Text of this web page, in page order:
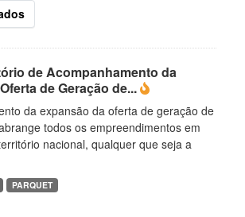
de Acompanhamento da
de Geração de...
da expansão da oferta de geração de
todos os empreendimentos em
nacional, qualquer que seja a
PARQUET